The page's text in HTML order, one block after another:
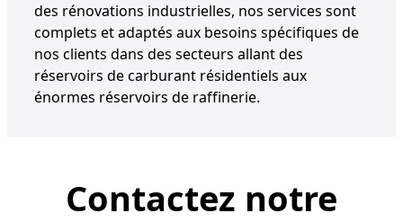
des rénovations industrielles, nos services sont
complets et adaptés aux besoins spécifiques de
nos clients dans des secteurs allant des
réservoirs de carburant résidentiels aux
énormes réservoirs de raffinerie.
Contactez notre